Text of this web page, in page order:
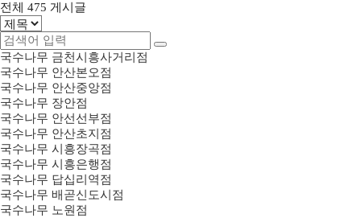
전체 475 게시글
국수나무 금천시흥사거리점
국수나무 안산본오점
국수나무 안산중앙점
국수나무 장안점
국수나무 안선선부점
국수나무 안산초지점
국수나무 시흥장곡점
국수나무 시흥은행점
국수나무 답십리역점
국수나무 배곧신도시점
국수나무 노원점